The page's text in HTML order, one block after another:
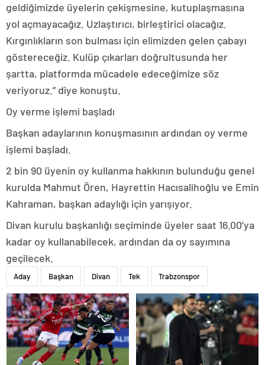
geldiğimizde üyelerin çekişmesine, kutuplaşmasına
yol açmayacağız. Uzlaştırıcı, birleştirici olacağız.
Kırgınlıkların son bulması için elimizden gelen çabayı
göstereceğiz. Kulüp çıkarları doğrultusunda her
şartta, platformda mücadele edeceğimize söz
veriyoruz.” diye konuştu.
Oy verme işlemi başladı
Başkan adaylarının konuşmasının ardından oy verme
işlemi başladı.
2 bin 90 üyenin oy kullanma hakkının bulunduğu genel
kurulda Mahmut Ören, Hayrettin Hacısalihoğlu ve Emin
Kahraman, başkan adaylığı için yarışıyor.
Divan kurulu başkanlığı seçiminde üyeler saat 16.00’ya
kadar oy kullanabilecek, ardından da oy sayımına
geçilecek.
Aday Başkan Divan Tek Trabzonspor